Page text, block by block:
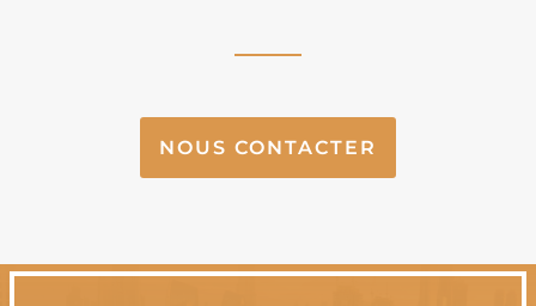
NOUS CONTACTER